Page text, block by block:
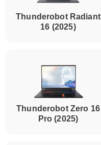
Thunderobot Radiant
16 (2025)
Thunderobot Zero 16
Pro (2025)